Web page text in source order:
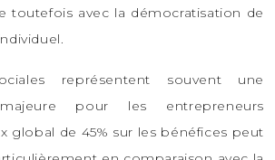
toutefois avec la démocratisation de
représentent souvent une
pour les entrepreneurs
global de 45% sur les bénéfices peut